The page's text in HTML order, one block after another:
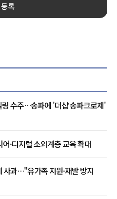
등록
수주…송파에 '더샵 송파크로제'
·디지털 소외계층 교육 확대
사과…"유가족 지원·재발 방지